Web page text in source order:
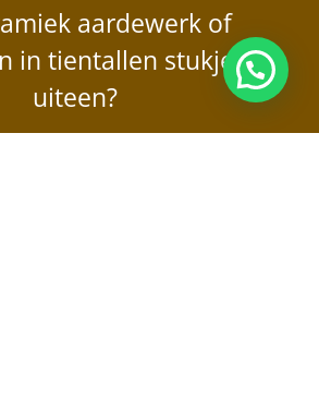
aardewerk of
in tientallen stukjes
uiteen?